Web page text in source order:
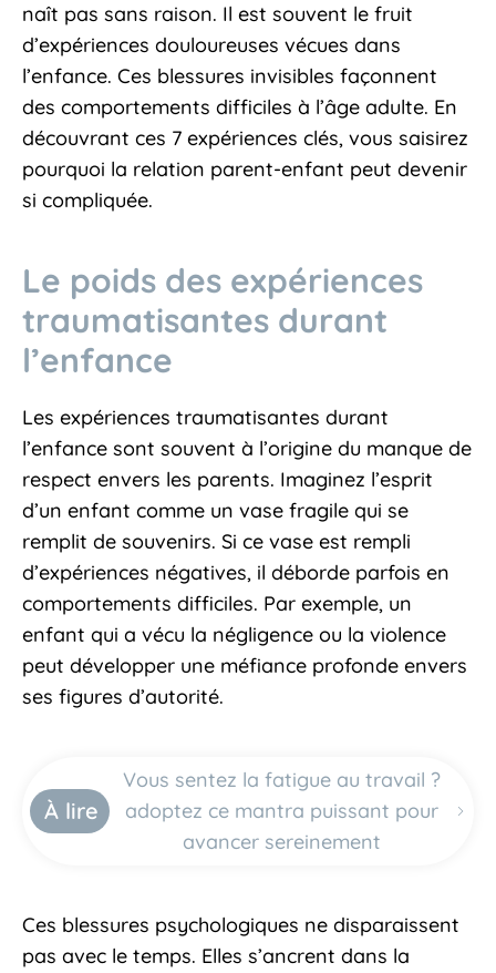
naît pas sans raison. Il est souvent le fruit
d’expériences douloureuses vécues dans
l’enfance. Ces blessures invisibles façonnent
des comportements difficiles à l’âge adulte. En
découvrant ces 7 expériences clés, vous saisirez
pourquoi la relation parent-enfant peut devenir
si compliquée.
Le poids des expériences
traumatisantes durant
l’enfance
Les expériences traumatisantes durant
l’enfance sont souvent à l’origine du manque de
respect envers les parents. Imaginez l’esprit
d’un enfant comme un vase fragile qui se
remplit de souvenirs. Si ce vase est rempli
d’expériences négatives, il déborde parfois en
comportements difficiles. Par exemple, un
enfant qui a vécu la négligence ou la violence
peut développer une méfiance profonde envers
ses figures d’autorité.
À lire
Vous sentez la fatigue au travail ?
adoptez ce mantra puissant pour
avancer sereinement
Ces blessures psychologiques ne disparaissent
pas avec le temps. Elles s’ancrent dans la